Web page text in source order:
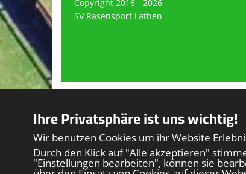
Copyright 2016 - 2026
SV Rasensport Lathen